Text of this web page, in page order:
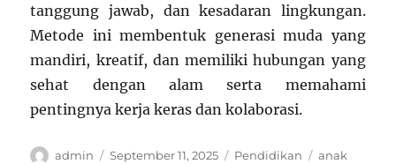
tanggung jawab, dan kesadaran lingkungan.
Metode ini membentuk generasi muda yang
mandiri, kreatif, dan memiliki hubungan yang
sehat dengan alam serta memahami
pentingnya kerja keras dan kolaborasi.
Author
admin
Posted
September 11, 2025 Categories
Pendidikan Tags
anak